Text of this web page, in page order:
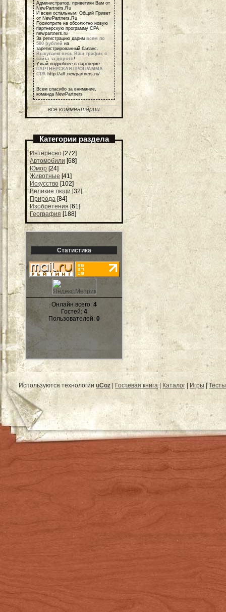
Администратор, приветики Вам от
NewPartners.Ru
И всем остальным, Общий Привет
от NewPartners.Ru
Посмотрите на обсолютно новую
партнерскую программу СРА
newpartners.ru
За регистрацию дарим всем по
500 рублей на
зарегистрированный баланс.
Выкупаем весь Ваш трафик с
сайта за дорого!
Узнай подробнее в партнерке -
ПАРТНЕРСКАЯ ПРОГРАММА
СРА http://aff.newpartners.ru/
Всем спасибо за внимание,
команда NewPartners
все комментарии
Категории раздела
Интересно [272]
Автомобили [68]
Юмор [24]
Животные [41]
Искусство [102]
Великие люди [32]
Природа [84]
Изобретения [61]
География [188]
Статистика
Онлайн всего: 4
Гостей: 4
Пользователей: 0
Используются технологии uCoz Гостевая книга| Каталог Игры |Тесты